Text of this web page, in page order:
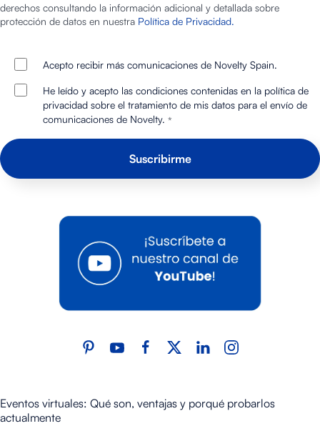
derechos consultando la información adicional y detallada sobre
protección de datos en nuestra Política de Privacidad.
Acepto recibir más comunicaciones de Novelty Spain.
He leído y acepto las condiciones contenidas en la política de
privacidad sobre el tratamiento de mis datos para el envío de
comunicaciones de Novelty. *
Eventos virtuales: Qué son, ventajas y porqué probarlos
actualmente